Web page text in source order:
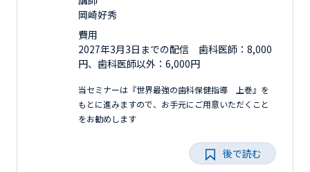
岡崎好秀
費用
2027年3月3日までの配信 歯科医師：8,000
円、歯科医師以外：6,000円
当セミナーは『世界最強の歯科保健指導 上巻』を
もとに進みますので、お手元にご用意いただくこと
をお勧めします
後で読む